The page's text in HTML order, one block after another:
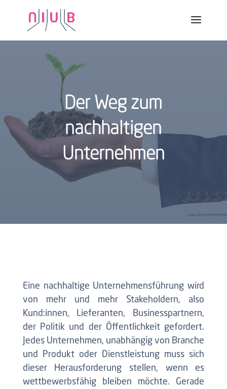
Der Weg zum
nachhaltigen
Unternehmen
Eine nachhaltige Unternehmensführung wird
von mehr und mehr Stakeholdern, also
Kund:innen, Lieferanten, Businesspartnern,
der Politik und der Öffentlichkeit gefordert.
Jedes Unternehmen, unabhängig von Branche
und Produkt oder Dienstleistung muss sich
dieser Herausforderung stellen, wenn es
wettbewerbsfähig bleiben möchte. Gerade